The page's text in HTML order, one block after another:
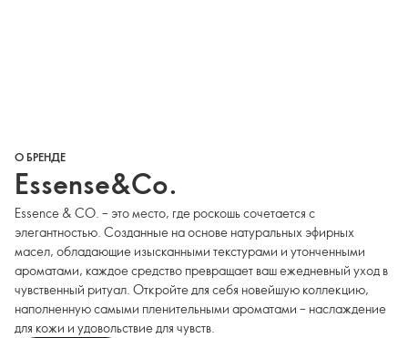
О БРЕНДЕ
Essense&Co.
Essence & CO. – это место, где роскошь сочетается с
элегантностью. Созданные на основе натуральных эфирных
масел, обладающие изысканными текстурами и утонченными
ароматами, каждое средство превращает ваш ежедневный уход в
чувственный ритуал. Откройте для себя новейшую коллекцию,
наполненную самыми пленительными ароматами – наслаждение
для кожи и удовольствие для чувств.